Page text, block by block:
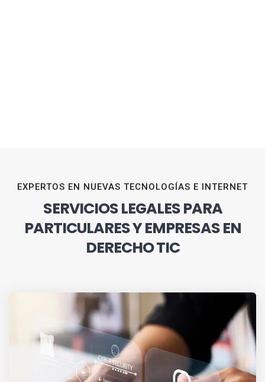
EXPERTOS EN NUEVAS TECNOLOGÍAS E INTERNET
SERVICIOS LEGALES PARA
PARTICULARES Y EMPRESAS EN
DERECHO TIC